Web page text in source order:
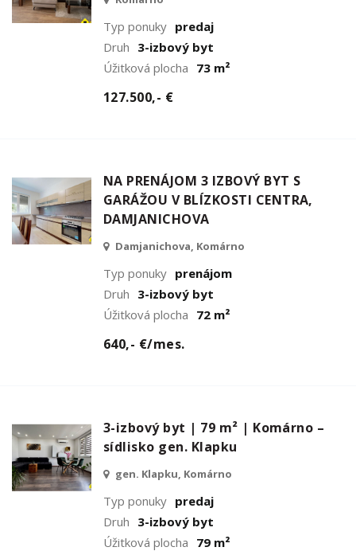
Typ ponuky predaj
Druh 3-izbový byt
Úžitková plocha 73 m²
127.500,- €
NA PRENÁJOM 3 IZBOVÝ BYT S
GARÁŽOU V BLÍZKOSTI CENTRA,
DAMJANICHOVA
Damjanichova, Komárno
Typ ponuky prenájom
Druh 3-izbový byt
Úžitková plocha 72 m²
640,- €/mes.
3-izbový byt | 79 m² | Komárno –
sídlisko gen. Klapku
gen. Klapku, Komárno
Typ ponuky predaj
Druh 3-izbový byt
Úžitková plocha 79 m²